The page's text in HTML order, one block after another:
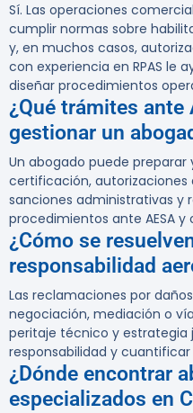
Sí. Las operaciones
cumplir normas sobre
y, en muchos casos,
con experiencia en RPAS le
diseñar procedimientos
¿Qué trámites ante
gestionar un
Un abogado puede
certificación, autorizaciones
sanciones administrativas y
procedimientos ante AESA y
¿Cómo se
responsabilidad
Las reclamaciones por
negociación, mediación o
peritaje técnico y estrategia
responsabilidad y cuantificar
¿Dónde encontrar
especializados en